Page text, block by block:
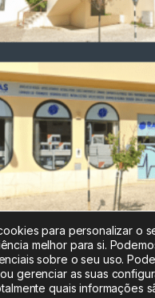
Chamada para a rede
nacional
Electrónica:
para personalizar o
melhor para si.
sobre o seu uso.
gerenciar as suas
quais informações